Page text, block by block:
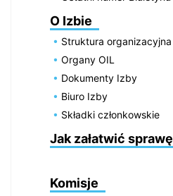
O Izbie
Struktura organizacyjna
Organy OIL
Dokumenty Izby
Biuro Izby
Składki członkowskie
Jak załatwić sprawę
Komisje